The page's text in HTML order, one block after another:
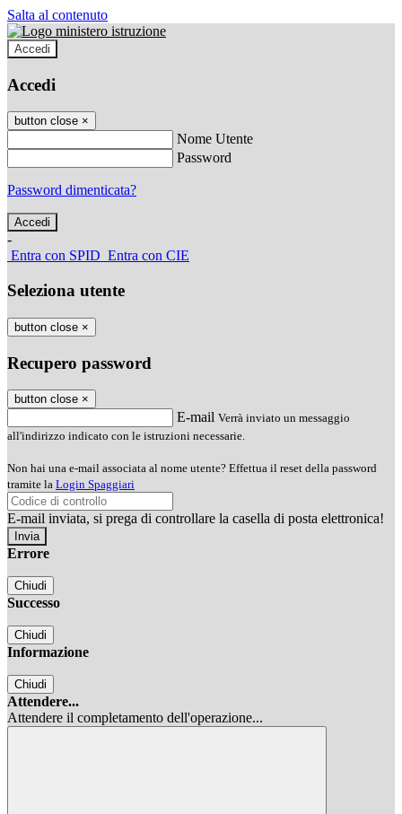
Salta al contenuto
Accedi
Accedi
button close ×
Nome Utente
Password
Password dimenticata?
-
Entra con SPID Entra con CIE
Seleziona utente
button close ×
Recupero password
button close ×
E-mail Verrà inviato un messaggio
all'indirizzo indicato con le istruzioni necessarie.
Non hai una e-mail associata al nome utente? Effettua il reset della password
tramite la Login Spaggiari
E-mail inviata, si prega di controllare la casella di posta elettronica!
Errore
Chiudi
Successo
Chiudi
Informazione
Chiudi
Attendere...
Attendere il completamento dell'operazione...